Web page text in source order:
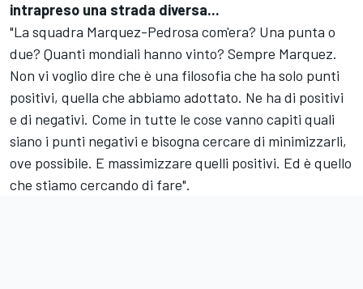
intrapreso una strada diversa...
"La squadra Marquez-Pedrosa com'era? Una punta o
due? Quanti mondiali hanno vinto? Sempre Marquez.
Non vi voglio dire che è una filosofia che ha solo punti
positivi, quella che abbiamo adottato. Ne ha di positivi
e di negativi. Come in tutte le cose vanno capiti quali
siano i punti negativi e bisogna cercare di minimizzarli,
ove possibile. E massimizzare quelli positivi. Ed è quello
che stiamo cercando di fare".